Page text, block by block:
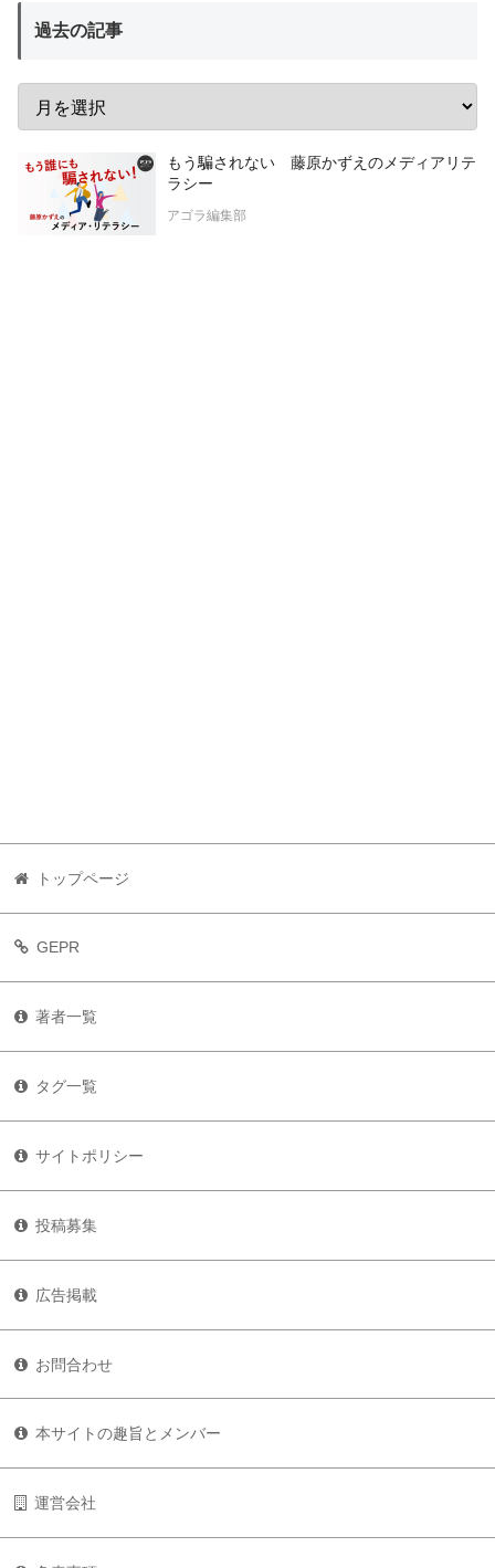
過去の記事
もう騙されない 藤原かずえのメディアリテ
ラシー
アゴラ編集部
トップページ
GEPR
著者一覧
タグ一覧
サイトポリシー
投稿募集
広告掲載
お問合わせ
本サイトの趣旨とメンバー
運営会社